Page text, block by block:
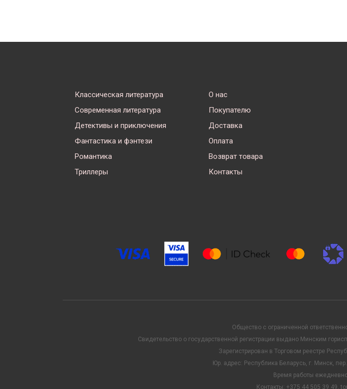
Классическая литература
Современная литература
Детективы и приключения
Фантастика и фэнтези
Романтика
Триллеры
О нас
Покупателю
Доставка
Оплата
Возврат товара
Контакты
Общество с ограниченной
Свидетельство о государственной регистрации выдано Минским
Зарегистрирован в Торговом реестре
Юр. адрес: Республика Беларусь, г. Минск,
Время работы
Контакты: +375 44 505 39 49,